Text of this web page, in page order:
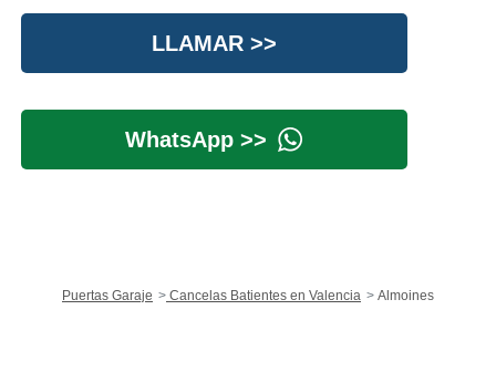
LLAMAR >>
WhatsApp >>
Puertas Garaje Cancelas Batientes en Valencia Almoines